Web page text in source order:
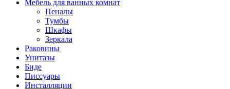
Мебель для ванных комнат
Пеналы
Тумбы
Шкафы
Зеркала
Раковины
Унитазы
Биде
Писсуары
Инсталляции